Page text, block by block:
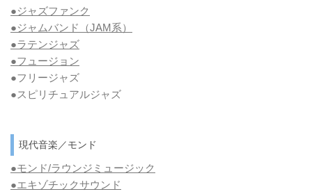
●ジャズファンク
●ジャムバンド（JAM系）
●ラテンジャズ
●フュージョン
●フリージャズ
●スピリチュアルジャズ
現代音楽／モンド
●モンド/ラウンジミュージック
●エキゾチックサウンド